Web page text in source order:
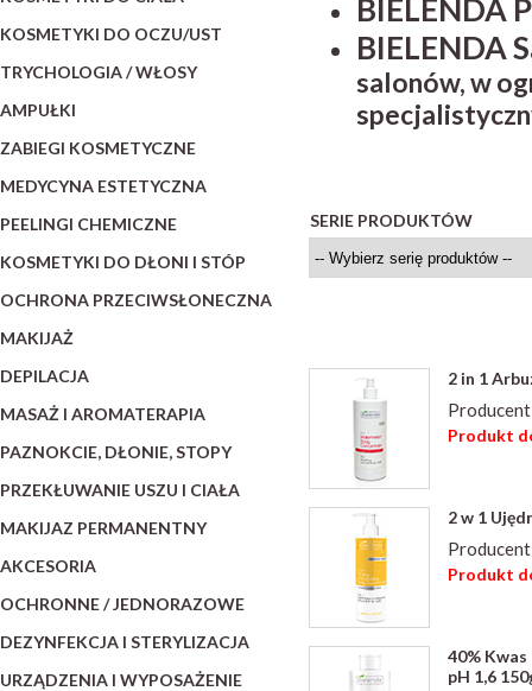
KOSMETYKI DO OCZU/UST
TRYCHOLOGIA / WŁOSY
AMPUŁKI
ZABIEGI KOSMETYCZNE
MEDYCYNA ESTETYCZNA
PEELINGI CHEMICZNE
KOSMETYKI DO DŁONI I STÓP
OCHRONA PRZECIWSŁONECZNA
MAKIJAŻ
DEPILACJA
MASAŻ I AROMATERAPIA
PAZNOKCIE, DŁONIE, STOPY
PRZEKŁUWANIE USZU I CIAŁA
MAKIJAZ PERMANENTNY
AKCESORIA
OCHRONNE / JEDNORAZOWE
DEZYNFEKCJA I STERYLIZACJA
URZĄDZENIA I WYPOSAŻENIE
BIELENDA
BIELENDA
salonów, w
SERIE PRODUKTÓW
2 in 1
Produkt
2 w 1
Produkt
40%
pH 1,6